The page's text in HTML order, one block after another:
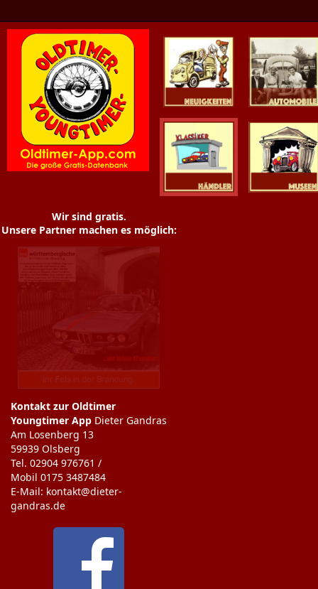
Oldtimer News
Youngtimer
Wir sind gratis.
Unsere Partner machen es möglich:
Kontakt zur Oldtimer
Youngtimer App Dieter Gandras
Am Losenberg 13
59939 Olsberg
Tel. 02904 976761 /
Mobil 0175 3487484
E-Mail: kontakt@dieter-
gandras.de